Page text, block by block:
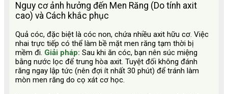
Nguy cơ ảnh hưởng đến Men Răng (Do tính axit
cao) và Cách khắc phục
Quả cóc, đặc biệt là cóc non, chứa nhiều axit hữu cơ. Việc
nhai trực tiếp có thể làm bề mặt men răng tạm thời bị
mềm đi. Giải pháp: Sau khi ăn cóc, bạn nên súc miệng
bằng nước lọc để trung hòa axit. Tuyệt đối không đánh
răng ngay lập tức (nên đợi ít nhất 30 phút) để tránh làm
mòn men răng do cọ xát cơ học.